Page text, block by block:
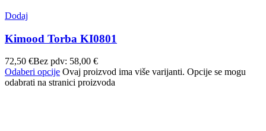
Dodaj
Kimood Torba KI0801
72,50 €Bez pdv: 58,00 €
Odaberi opcije Ovaj proizvod ima više varijanti. Opcije se mogu
odabrati na stranici proizvoda